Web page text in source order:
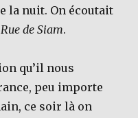
la nuit. On écoutait
Rue de Siam.
qu’il nous
peu importe
ce soir là on